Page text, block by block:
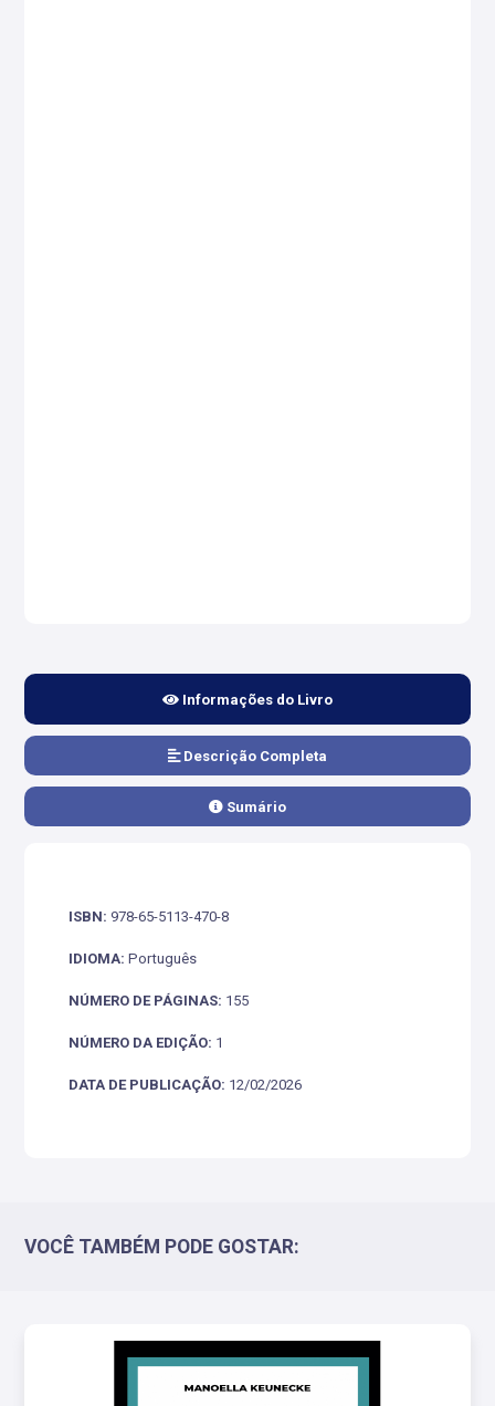
Informações do Livro
Descrição Completa
Sumário
ISBN: 978-65-5113-470-8
IDIOMA: Português
NÚMERO DE PÁGINAS: 155
NÚMERO DA EDIÇÃO: 1
DATA DE PUBLICAÇÃO: 12/02/2026
VOCÊ TAMBÉM PODE GOSTAR: